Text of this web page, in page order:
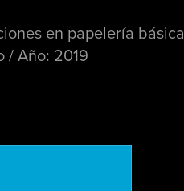
en papelería básica
/ Año: 2019